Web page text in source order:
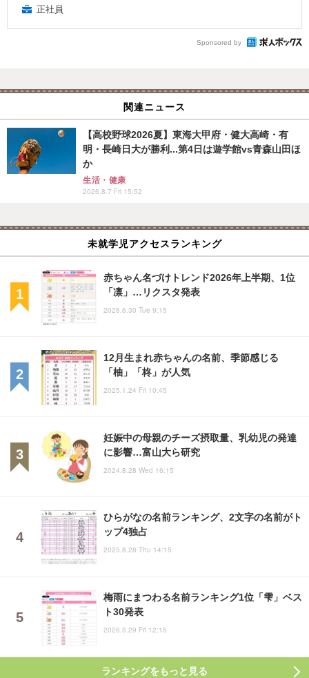
正社員
Sponsored by
関連ニュース
【高校野球2026夏】東海大甲府・健大高崎・有
明・長崎日大が勝利...第4日は遊学館vs青森山田ほ
か
生活・健康
2026.8.7 Fri 15:52
未就学児アクセスランキング
赤ちゃん名づけトレンド2026年上半期、1位
「凛」…リクスタ発表
2026.6.30 Tue 9:15
12月生まれ赤ちゃんの名前、季節感じる
「柚」「柊」が人気
2025.1.24 Fri 10:45
妊娠中の母親のチーズ摂取量、乳幼児の発達
に影響…富山大ら研究
2024.8.28 Wed 16:15
ひらがなの名前ランキング、2文字の名前がト
ップ4独占
2025.8.28 Thu 14:15
梅雨にまつわる名前ランキング1位「雫」ベス
ト30発表
2026.5.29 Fri 12:15
ランキングをもっと見る